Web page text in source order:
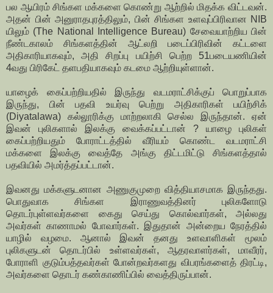
பல ஆயிரம் சிங்கள மக்களை கொண்று ஆற்றில் மிதக்க விட்டவன்.
அதன் பின் அனுராதபுரத்திலும், பின் சிங்கள உளவுப்பிரிவான NIB
யிலும் (The National Intelligence Bureau) சேவையாற்றிய பின்
நீண்டகாலம் சிங்களத்தின் ஆட்லறி படைப்பிரிவின் கட்டளை
அதிகாரியாகவும், அதி சிறப்பு பயிற்சி பெற்ற 51படையணியின்
4வது பிரிகேட் தளபதியாகவும் கடமை ஆற்றியுள்ளான்.
யாழைக் கைப்பற்றியதில் இருந்து வடமராட்சிக்குப் பொறுப்பாக
இருந்து, பின் பதவி உயர்வு பெற்று அதிகாரிகள் பயிற்சிக்
(Diyatalawa) கல்லூரிக்கு மாற்றலாகி செல்ல இருந்தான். ஏன்
இவன் புலிகளால் இலக்கு வைக்கப்பட்டான் ? யாழை புலிகள்
கைப்பற்றியதும் போராட்டத்தில் வீரியம் கொண்ட வடமராட்சி
மக்களை இலக்கு வைத்தே அங்கு திட்டமிட்டு சிங்களத்தால்
பதவியில் அமர்த்தப்பட்டான்.
இவனது மக்களுடனான அணுகுமுறை வித்தியாசமாக இருந்தது.
பொதுவாக சிங்கள இராணுவத்தினர் புலிகளோடு
தொடர்புள்ளவர்களை கைது செய்து கொல்வார்கள், அல்லது
அவர்கள் காணாமல் போவார்கள். இதுதான் அன்றைய நேரத்தில்
யாழில் வழமை. ஆனால் இவன் தனது உளவாளிகள் மூலம்
புலிகளுடன் தொடர்பில் உள்ளவர்கள், ஆதரவாளர்கள், மாவீரர்,
போராளி குடும்பத்தவர்கள் போன்றவர்களது விபரங்களைத் திரட்டி,
அவர்களை தொடர் கண்காணிப்பில் வைத்திருப்பான்.